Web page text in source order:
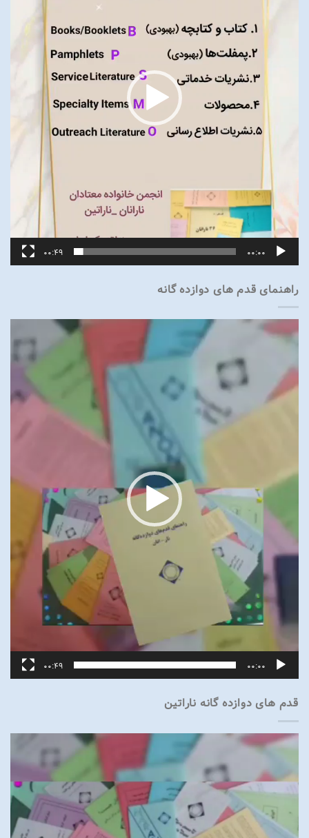
00:00
00:49
راهنمای قدم های دوازده گانه
نمایشگر
ویدیو
00:00
00:49
قدم های دوازده گانه ناراتین
نمایشگر
ویدیو